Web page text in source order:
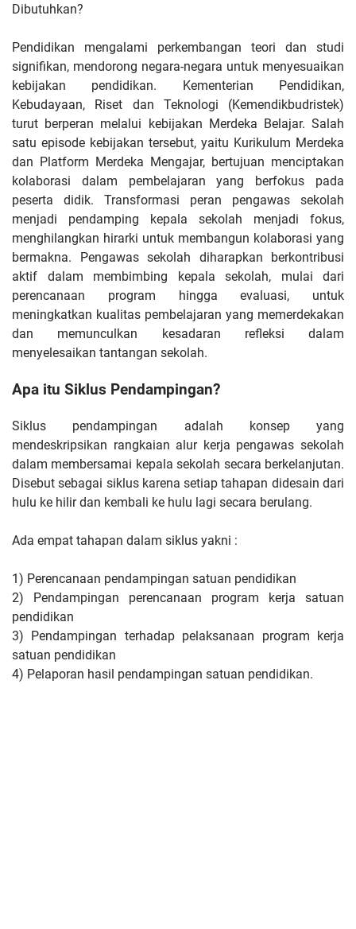
Dibutuhkan?
Pendidikan mengalami perkembangan teori dan studi
signifikan, mendorong negara-negara untuk menyesuaikan
kebijakan pendidikan. Kementerian Pendidikan,
Kebudayaan, Riset dan Teknologi (Kemendikbudristek)
turut berperan melalui kebijakan Merdeka Belajar. Salah
satu episode kebijakan tersebut, yaitu Kurikulum Merdeka
dan Platform Merdeka Mengajar, bertujuan menciptakan
kolaborasi dalam pembelajaran yang berfokus pada
peserta didik. Transformasi peran pengawas sekolah
menjadi pendamping kepala sekolah menjadi fokus,
menghilangkan hirarki untuk membangun kolaborasi yang
bermakna. Pengawas sekolah diharapkan berkontribusi
aktif dalam membimbing kepala sekolah, mulai dari
perencanaan program hingga evaluasi, untuk
meningkatkan kualitas pembelajaran yang memerdekakan
dan memunculkan kesadaran refleksi dalam
menyelesaikan tantangan sekolah.
Apa itu Siklus Pendampingan?
Siklus pendampingan adalah konsep yang
mendeskripsikan rangkaian alur kerja pengawas sekolah
dalam membersamai kepala sekolah secara berkelanjutan.
Disebut sebagai siklus karena setiap tahapan didesain dari
hulu ke hilir dan kembali ke hulu lagi secara berulang.
Ada empat tahapan dalam siklus yakni :
1) Perencanaan pendampingan satuan pendidikan
2) Pendampingan perencanaan program kerja satuan
pendidikan
3) Pendampingan terhadap pelaksanaan program kerja
satuan pendidikan
4) Pelaporan hasil pendampingan satuan pendidikan.